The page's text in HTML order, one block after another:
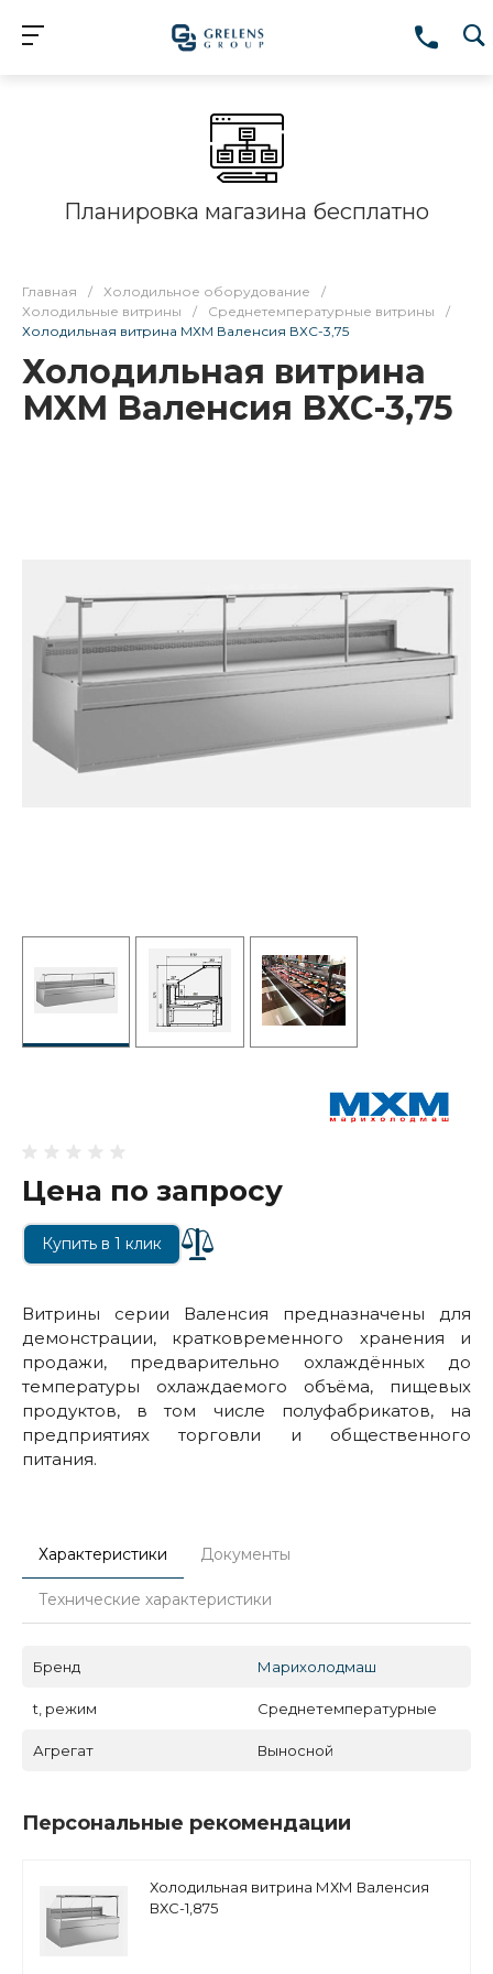
Планировка магазина бесплатно
Главная / Холодильное оборудование
/
Холодильные витрины
/ Среднетемпературные витрины
/
Холодильная витрина МХМ Валенсия ВХС-3,75
Холодильная витрина
МХМ Валенсия ВХС-3,75
Цена по запросу
Купить в 1 клик
Витрины серии Валенсия предназначены для
демонстрации, кратковременного хранения и
продажи, предварительно охлаждённых до
температуры охлаждаемого объёма, пищевых
продуктов, в том числе полуфабрикатов, на
предприятиях торговли и общественного
питания.
Характеристики Документы
Технические характеристики
Бренд Марихолодмаш
t, режим Среднетемпературные
Агрегат Выносной
Персональные рекомендации
Холодильная витрина МХМ Валенсия
ВХС-1,875